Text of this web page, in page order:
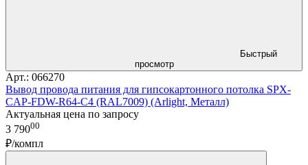
Быстрый
просмотр
Арт.: 066270
Вывод провода питания для гипсокартонного потолка SPX-
CAP-FDW-R64-C4 (RAL7009) (Arlight, Металл)
Актуальная цена по запросу
3 79000
₽/компл